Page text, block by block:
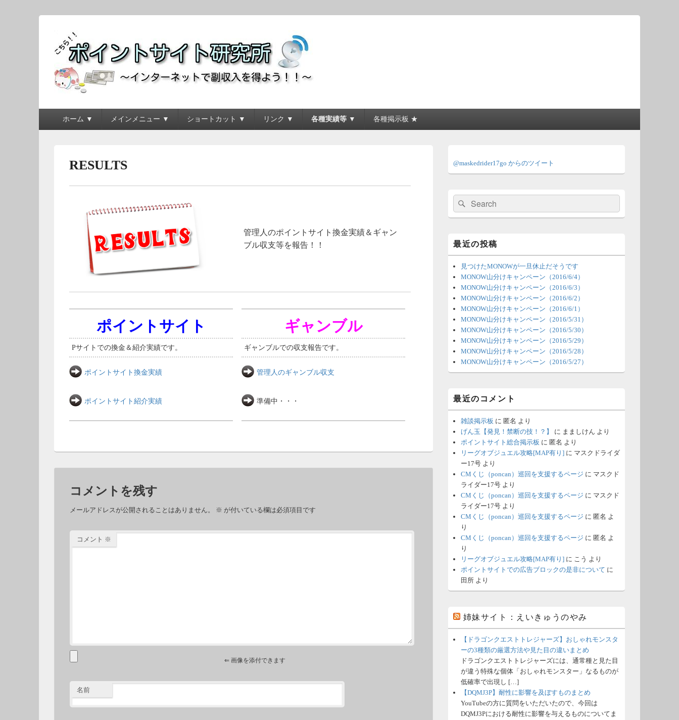
ポイントサイト研究所
ホーム ▼ メインメニュー ▼ ショートカット ▼ リンク ▼ 各種実績等 ▼ 各種掲示板 ★
RESULTS
管理人のポイントサイト換金実績＆ギャン
ブル収支等を報告！！
ポイントサイト
Pサイトでの換金＆紹介実績です。
ポイントサイト換金実績
ポイントサイト紹介実績
ギャンブル
ギャンブルでの収支報告です。
管理人のギャンブル収支
準備中・・・
コメントを残す
メールアドレスが公開されることはありません。 ※ が付いている欄は必須項目です
コメント ※
⇐ 画像を添付できます
名前
ン
サ
ド
ー
ェ
ッ
ト
エ
リ
@maskedrider17go からのツイート
検
索:
検
索
最近の投稿
見つけたMONOWが一旦休止だそうです
MONOW山分けキャンペーン（2016/6/4）
MONOW山分けキャンペーン（2016/6/3）
MONOW山分けキャンペーン（2016/6/2）
MONOW山分けキャンペーン（2016/6/1）
MONOW山分けキャンペーン（2016/5/31）
MONOW山分けキャンペーン（2016/5/30）
MONOW山分けキャンペーン（2016/5/29）
MONOW山分けキャンペーン（2016/5/28）
MONOW山分けキャンペーン（2016/5/27）
最近のコメント
雑談掲示板 に 匿名 より
げん玉【発見！禁断の技！？】
に まましけん より
ポイントサイト総合掲示板 に 匿名 より
リーグオブジュエル攻略[MAP有り] に マスクドライダ
ー17号 より
CMくじ（poncan）巡回を支援するページ に マスクド
ライダー17号 より
CMくじ（poncan）巡回を支援するページ に マスクド
ライダー17号 より
CMくじ（poncan）巡回を支援するページ に 匿名 よ
り
CMくじ（poncan）巡回を支援するページ に 匿名 よ
り
リーグオブジュエル攻略[MAP有り] に こう より
ポイントサイトでの広告ブロックの是非について に
田所 より
姉妹サイト：えいきゅうのやみ
【ドラゴンクエストトレジャーズ】おしゃれモンスタ
ーの3種類の厳選方法や見た目の違いまとめ
ドラゴンクエストトレジャーズには、通常種と見た目
が違う特殊な個体「おしゃれモンスター」なるものが
低確率で出現し […]
【DQMJ3P】耐性に影響を及ぼすものまとめ
YouTubeの方に質問をいただいたので、今回は
DQMJ3Pにおける耐性に影響を与えるものについてま